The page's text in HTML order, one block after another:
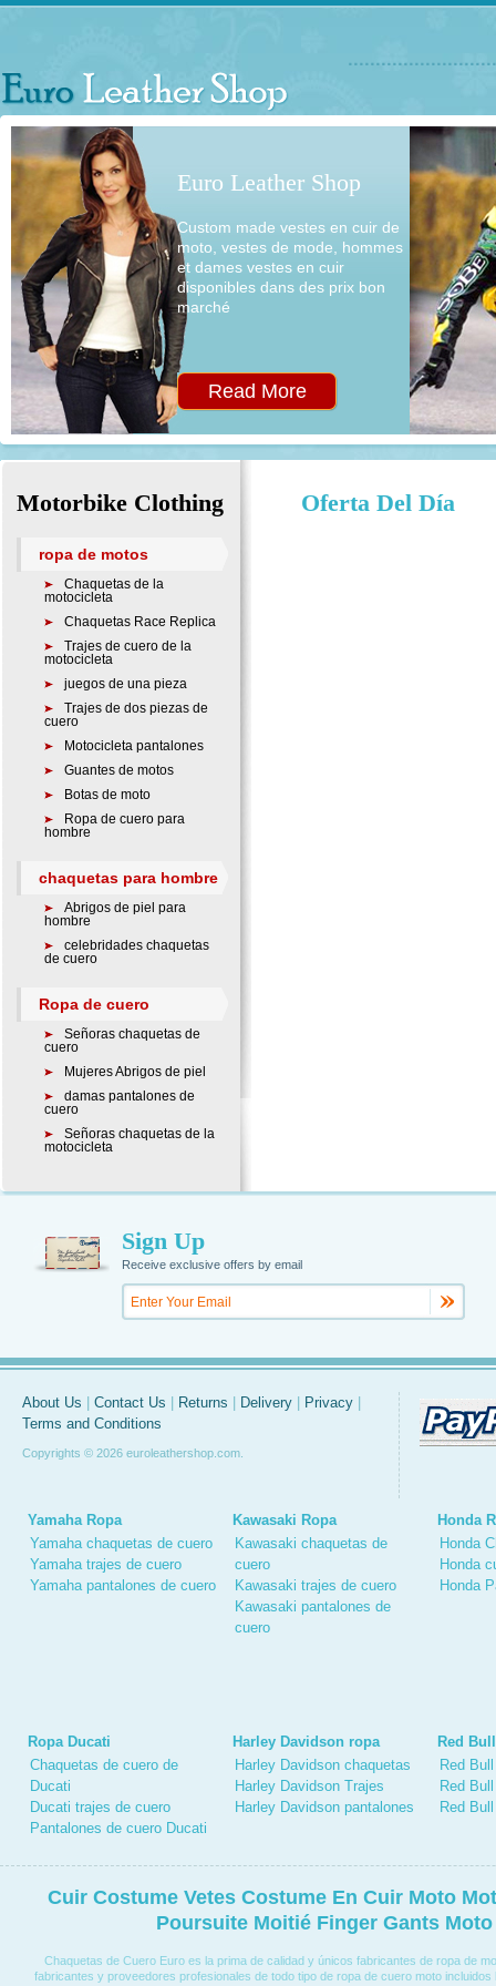
Cuir Costume Vetes Costume En Cuir Moto
Poursuite Moitié Finger Gants
Chaquetas de Cuero Euro es la prima de calidad y únicos fabricantes de ropa de
fabricantes y proveedores profesionales de todo tipo de ropa de cuero moto
Euro Leather Shop
Custom made vestes en cuir de
moto, vestes de mode, hommes
et dames vestes en cuir
disponibles dans des prix bon
marché
Read More
Oferta Del Día
Motorbike Clothing
ropa de motos
Chaquetas de la
motocicleta
Chaquetas Race Replica
Trajes de cuero de la
motocicleta
juegos de una pieza
Trajes de dos piezas de
cuero
Motocicleta pantalones
Guantes de motos
Botas de moto
Ropa de cuero para
hombre
chaquetas para hombre
Abrigos de piel para
hombre
celebridades chaquetas
de cuero
Ropa de cuero
Señoras chaquetas de
cuero
Mujeres Abrigos de piel
damas pantalones de
cuero
Señoras chaquetas de la
motocicleta
Sign Up
Receive exclusive offers by email
About Us Contact Us Returns Delivery Privacy
Terms and Conditions
Copyrights © 2026 euroleathershop.com.
Yamaha Ropa
Yamaha chaquetas de cuero
Yamaha trajes de cuero
Yamaha pantalones de cuero
Kawasaki Ropa
Kawasaki chaquetas de
cuero
Kawasaki trajes de cuero
Kawasaki pantalones de
cuero
Honda
Honda
Honda
Honda
Ropa Ducati
Chaquetas de cuero de
Ducati
Ducati trajes de cuero
Pantalones de cuero Ducati
Harley Davidson ropa
Harley Davidson chaquetas
Harley Davidson Trajes
Harley Davidson pantalones
Red
Red
Red
Red